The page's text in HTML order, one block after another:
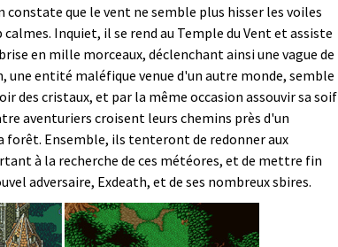
constate que le vent ne semble plus hisser les voiles
Inquiet, il se rend au Temple du Vent et assiste
en mille morceaux, déclenchant ainsi une vague de
une entité maléfique venue d'un autre monde, semble
des cristaux, et par la même occasion assouvir sa soif
aventuriers croisent leurs chemins près d'un
Ensemble, ils tenteront de redonner aux
à la recherche de ces météores, et de mettre fin
adversaire, Exdeath, et de ses nombreux sbires.